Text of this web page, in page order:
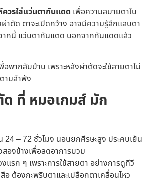
วรใส่แว่นตากันแดด เพื่อความสบายตาใน
าตัด ตาจะเปิดกว้าง อาจมีความรู้สึกแสบตา
จากนี้ แว่นตากันแตด นอกจากกันแดดแล้ว
อพากลับบ้าน เพราะหลังผ่าตัดจะใช้สายตาไม่
ามลำพัง
ที่ หมอเกมส์ มัก
24 –72 ชั่วโมง นอนยกศีรษะสูง ประคบเย็น
องข้างเพื่อลดอาการบวม
แรก ๆ เพราะการใช้สายตา อย่างการดูทีวี
อ ต้องกะพริบตาและเปลือกตาเคลื่อนไหว